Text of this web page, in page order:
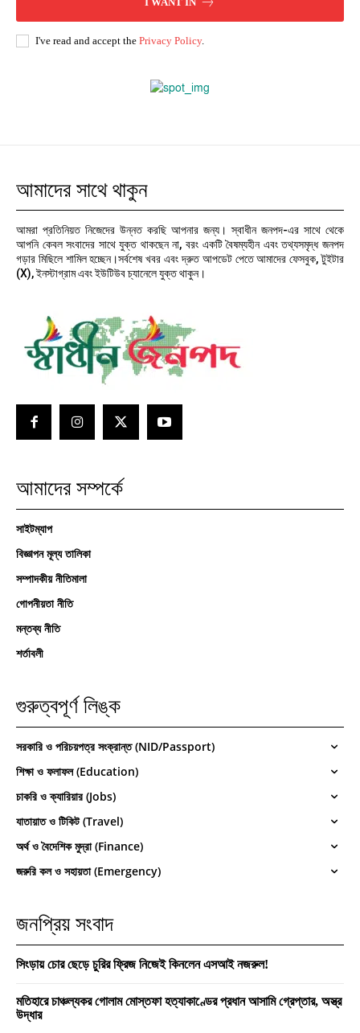
I've read and accept the Privacy Policy.
আমাদের সাথে থাকুন
আমরা প্রতিনিয়ত নিজেদের উন্নত করছি আপনার জন্য। স্বাধীন জনপদ-এর সাথে থেকে
আপনি কেবল সংবাদের সাথে যুক্ত থাকছেন না, বরং একটি বৈষম্যহীন এবং তথ্যসমৃদ্ধ জনপদ
গড়ার মিছিলে শামিল হচ্ছেন।সর্বশেষ খবর এবং দ্রুত আপডেট পেতে আমাদের ফেসবুক, টুইটার
(X), ইনস্টাগ্রাম এবং ইউটিউব চ্যানেলে যুক্ত থাকুন।
আমাদের সম্পর্কে
সাইটম্যাপ
বিজ্ঞাপন মূল্য তালিকা
সম্পাদকীয় নীতিমালা
গোপনীয়তা নীতি
মন্তব্য নীতি
শর্তাবলী
গুরুত্বপূর্ণ লিঙ্ক
সরকারি ও পরিচয়পত্র সংক্রান্ত (NID/Passport)
শিক্ষা ও ফলাফল (Education)
চাকরি ও ক্যারিয়ার (Jobs)
যাতায়াত ও টিকিট (Travel)
অর্থ ও বৈদেশিক মুদ্রা (Finance)
জরুরি কল ও সহায়তা (Emergency)
জনপ্রিয় সংবাদ
সিংড়ায় চোর ছেড়ে চুরির ফ্রিজ নিজেই কিনলেন এসআই নজরুল!
মতিহারে চাঞ্চল্যকর গোলাম মোস্তফা হত্যাকাণ্ডের প্রধান আসামি গ্রেপ্তার, অস্ত্র
উদ্ধার